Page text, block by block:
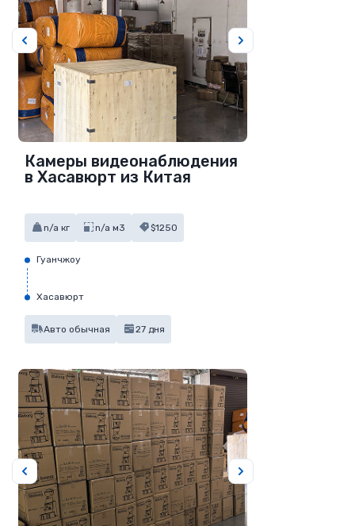
Камеры видеонаблюдения
в Хасавюрт из Китая
n/a кг n/a м3 $1250
Гуанчжоу
Хасавюрт
Авто обычная 27 дня